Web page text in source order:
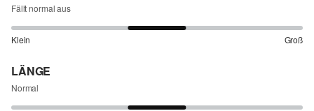
Fällt normal aus
Klein Groß
LÄNGE
Normal